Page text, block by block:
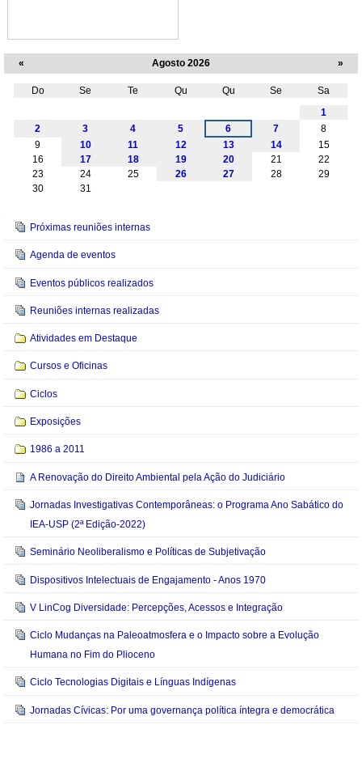
« Agosto 2026 »
Do Se Te Qu Qu Se
Sa
1
2
3 4 5 6 7
8
9
10 11 12 13 14
15
16
17 18 19 20 21
22
23
24 25 26 27 28
29
30
31
Navegação
Próximas reuniões internas
Agenda de eventos
Eventos públicos realizados
Reuniões internas realizadas
Atividades em Destaque
Cursos e Oficinas
Ciclos
Exposições
1986 a 2011
A Renovação do Direito Ambiental pela Ação do Judiciário
Jornadas Investigativas Contemporâneas: o Programa Ano Sabático do
IEA-USP (2ª Edição-2022)
Seminário Neoliberalismo e Políticas de Subjetivação
Dispositivos Intelectuais de Engajamento - Anos 1970
V LinCog Diversidade: Percepções, Acessos e Integração
Ciclo Mudanças na Paleoatmosfera e o Impacto sobre a Evolução
Humana no Fim do Plioceno
Ciclo Tecnologias Digitais e Línguas Indígenas
Jornadas Cívicas: Por uma governança política íntegra e democrática